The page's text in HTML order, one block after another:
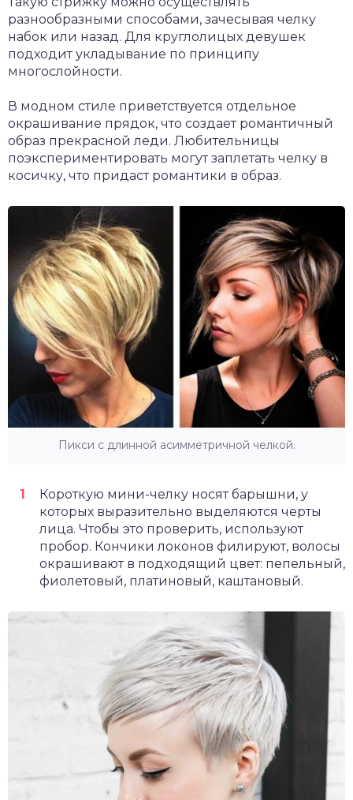
разнообразными способами, зачесывая челку
набок или назад. Для круглолицых девушек
подходит укладывание по принципу
многослойности.
В модном стиле приветствуется отдельное
окрашивание прядок, что создает романтичный
образ прекрасной леди. Любительницы
поэкспериментировать могут заплетать челку в
косичку, что придаст романтики в образ.
Пикси с длинной асимметричной челкой.
Короткую мини-челку носят барышни, у
которых выразительно выделяются черты
лица. Чтобы это проверить, используют
пробор. Кончики локонов филируют, волосы
окрашивают в подходящий цвет: пепельный,
фиолетовый, платиновый, каштановый.